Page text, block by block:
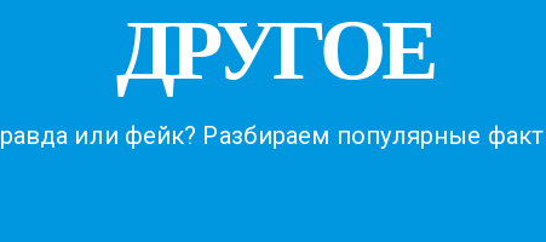
ДРУГОЕ
или фейк? Разбираем популярные